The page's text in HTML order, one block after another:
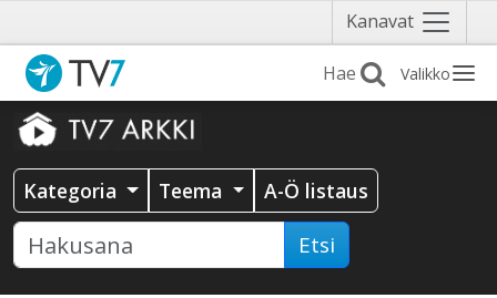
Kanavat Näytä
valikko
Valikko
Kategoria Teema A-Ö listaus
Etsi